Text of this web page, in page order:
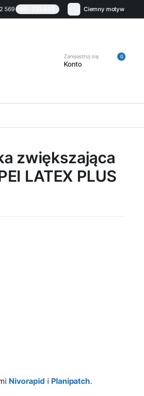
569 Ciemny motyw
Zarejestruj się
Konto
0
zwiększająca
LATEX PLUS
Nivorapidi Planipatch.